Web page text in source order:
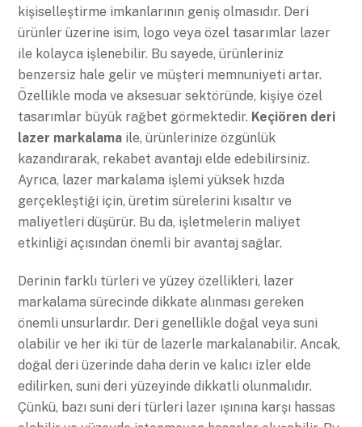
kişiselleştirme imkanlarının geniş olmasıdır. Deri
ürünler üzerine isim, logo veya özel tasarımlar lazer
ile kolayca işlenebilir. Bu sayede, ürünleriniz
benzersiz hale gelir ve müşteri memnuniyeti artar.
Özellikle moda ve aksesuar sektöründe, kişiye özel
tasarımlar büyük rağbet görmektedir. Keçiören deri
lazer markalama ile, ürünlerinize özgünlük
kazandırarak, rekabet avantajı elde edebilirsiniz.
Ayrıca, lazer markalama işlemi yüksek hızda
gerçekleştiği için, üretim sürelerini kısaltır ve
maliyetleri düşürür. Bu da, işletmelerin maliyet
etkinliği açısından önemli bir avantaj sağlar.
Derinin farklı türleri ve yüzey özellikleri, lazer
markalama sürecinde dikkate alınması gereken
önemli unsurlardır. Deri genellikle doğal veya suni
olabilir ve her iki tür de lazerle markalanabilir. Ancak,
doğal deri üzerinde daha derin ve kalıcı izler elde
edilirken, suni deri yüzeyinde dikkatli olunmalıdır.
Çünkü, bazı suni deri türleri lazer ışınına karşı hassas